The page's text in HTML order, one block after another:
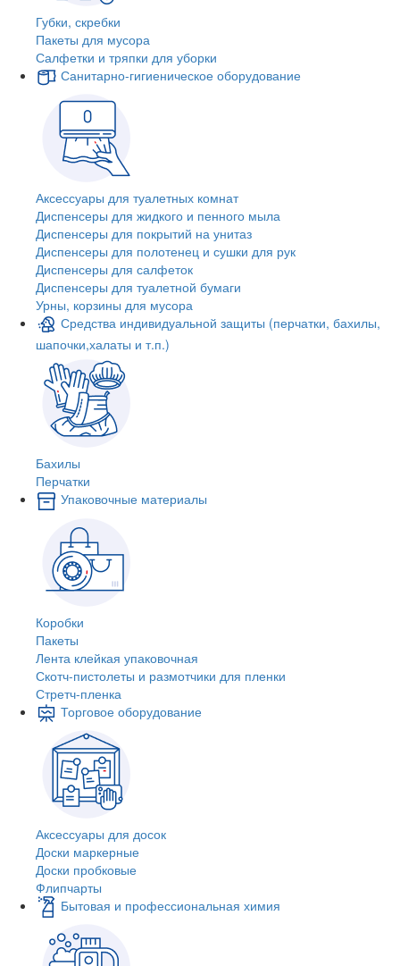
Губки, скребки
Пакеты для мусора
Салфетки и тряпки для уборки
Санитарно-гигиеническое оборудование
Аксессуары для туалетных комнат
Диспенсеры для жидкого и пенного мыла
Диспенсеры для покрытий на унитаз
Диспенсеры для полотенец и сушки для рук
Диспенсеры для салфеток
Диспенсеры для туалетной бумаги
Урны, корзины для мусора
Средства индивидуальной защиты (перчатки, бахилы,
шапочки,халаты и т.п.)
Бахилы
Перчатки
Упаковочные материалы
Коробки
Пакеты
Лента клейкая упаковочная
Скотч-пистолеты и размотчики для пленки
Стретч-пленка
Торговое оборудование
Аксессуары для досок
Доски маркерные
Доски пробковые
Флипчарты
Бытовая и профессиональная химия